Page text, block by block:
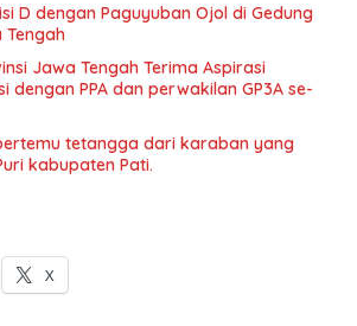
D dengan Paguyuban Ojol di Gedung
Tengah
Jawa Tengah Terima Aspirasi
dengan PPA dan perwakilan GP3A se-
tetangga dari karaban yang
kabupaten Pati.
X